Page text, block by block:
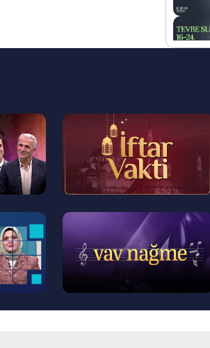
--
>
--
>
--